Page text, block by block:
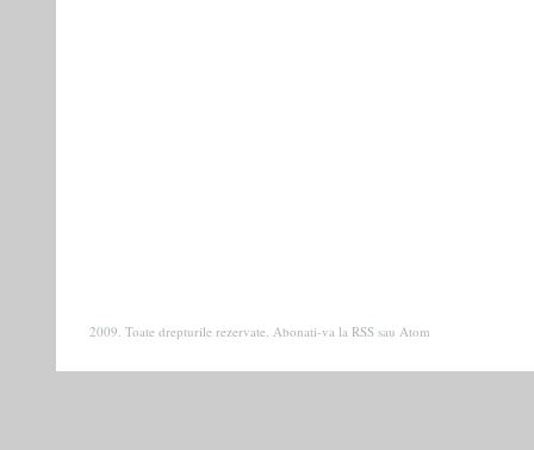
2009. Toate drepturile rezervate. Abonati-va la RSS sau Atom